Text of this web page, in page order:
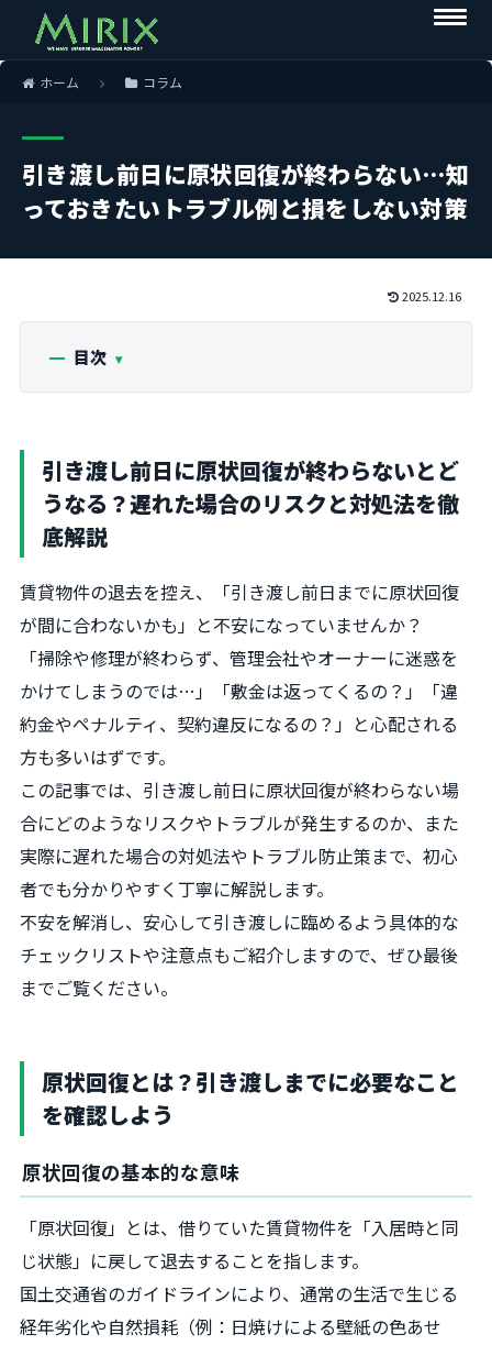
ホーム コラム
引き渡し前日に原状回復が終わらない…知
っておきたいトラブル例と損をしない対策
2025.12.16
目次
引き渡し前日に原状回復が終わらないとど
うなる？遅れた場合のリスクと対処法を徹
底解説
賃貸物件の退去を控え、「引き渡し前日までに原状回復
が間に合わないかも」と不安になっていませんか？
「掃除や修理が終わらず、管理会社やオーナーに迷惑を
かけてしまうのでは…」「敷金は返ってくるの？」「違
約金やペナルティ、契約違反になるの？」と心配される
方も多いはずです。
この記事では、引き渡し前日に原状回復が終わらない場
合にどのようなリスクやトラブルが発生するのか、また
実際に遅れた場合の対処法やトラブル防止策まで、初心
者でも分かりやすく丁寧に解説します。
不安を解消し、安心して引き渡しに臨めるよう具体的な
チェックリストや注意点もご紹介しますので、ぜひ最後
までご覧ください。
原状回復とは？引き渡しまでに必要なこと
を確認しよう
原状回復の基本的な意味
「原状回復」とは、借りていた賃貸物件を「入居時と同
じ状態」に戻して退去することを指します。
国土交通省のガイドラインにより、通常の生活で生じる
経年劣化や自然損耗（例：日焼けによる壁紙の色あせ